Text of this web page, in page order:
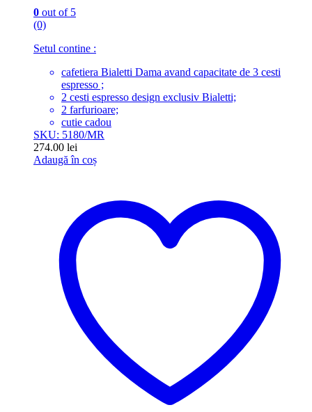
0 out of 5
(0)
Setul contine :
cafetiera Bialetti Dama avand capacitate de 3 cesti
espresso ;
2 cesti espresso design exclusiv Bialetti;
2 farfurioare;
cutie cadou
SKU: 5180/MR
274.00 lei
Adaugă în coș